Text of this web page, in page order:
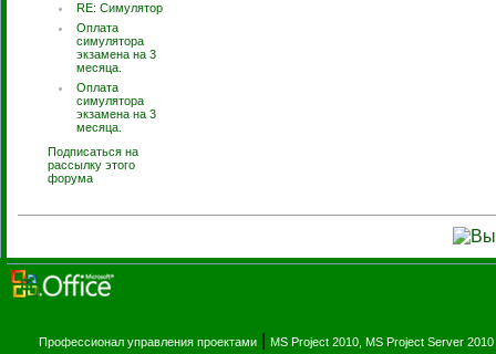
RE: Симулятор
Оплата
симулятора
экзамена на 3
месяца.
Оплата
симулятора
экзамена на 3
месяца.
Подписаться на
рассылку этого
форума
Профессионал управления проектами MS Project 2010, MS Project Server 2010